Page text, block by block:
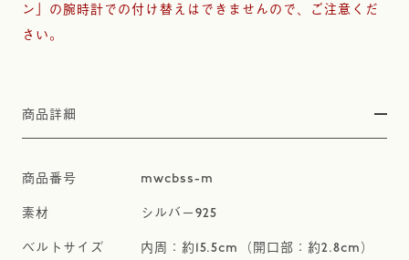
ン」の腕時計での付け替えはできませんので、ご注意くだ
さい。
商品詳細
mwcbss-m
シルバー925
内周：約15.5cm（開口部：約2.8cm）